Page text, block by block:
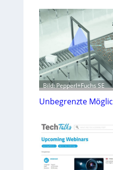
Bild: Pepperl+Fuchs SE
Unbegrenzte